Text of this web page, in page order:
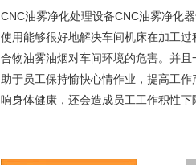
CNC油雾净化处理设备CNC油雾净化
使用能够很好地解决车间机床在加工
合物油雾油烟对车间环境的危害。并
助于员工保持愉快心情作业，提高工
响身体健康，还会造成员工工作积性下